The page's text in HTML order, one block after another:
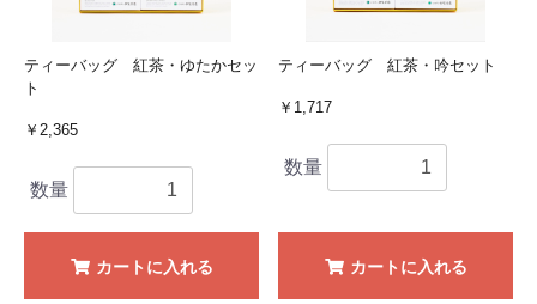
ティーバッグ 紅茶・ゆたかセッ
ト
￥2,365
数量
カートに入れる
ティーバッグ 紅茶・吟セット
￥1,717
数量
カートに入れる